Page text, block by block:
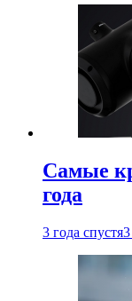
Самые
года
3 года спустя